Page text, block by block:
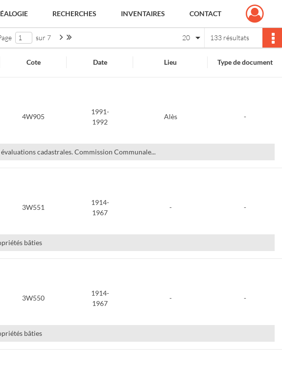
RECHERCHES INVENTAIRES CONTACT
sur 7 Page suivante : 1/7 133 résultats
20
Cote Date Lieu Type de document
4W905
1991-
1992
Alès -
évaluations cadastrales. Commission Communale...
3W551
1914-
1967
- -
bâties
3W550
1914-
1967
- -
bâties